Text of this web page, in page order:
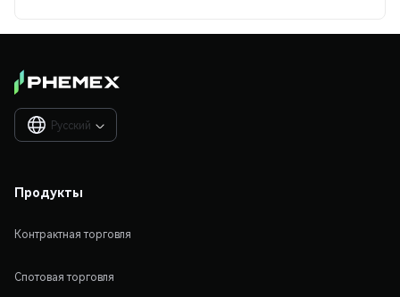
Русский 
Продукты
Контрактная торговля
Спотовая торговля